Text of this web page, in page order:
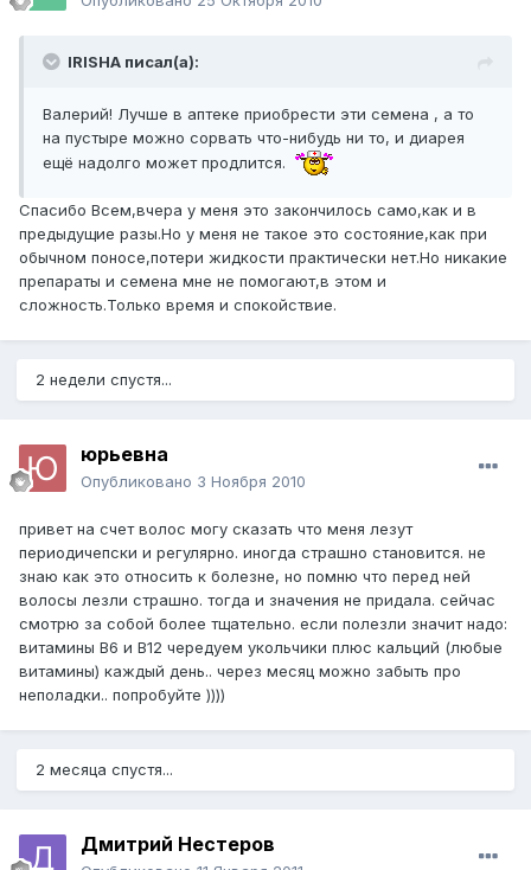
IRISHA писал(а):
Валерий! Лучше в аптеке приобрести эти семена , а то
на пустыре можно сорвать что-нибудь ни то, и диарея
ещё надолго может продлится.
Спасибо Всем,вчера у меня это закончилось само,как и в
предыдущие разы.Но у меня не такое это состояние,как при
обычном поносе,потери жидкости практически нет.Но никакие
препараты и семена мне не помогают,в этом и
сложность.Только время и спокойствие.
2 недели спустя...
юрьевна
Опубликовано 3 Ноября 2010
привет на счет волос могу сказать что меня лезут
периодичепски и регулярно. иногда страшно становится. не
знаю как это относить к болезне, но помню что перед ней
волосы лезли страшно. тогда и значения не придала. сейчас
смотрю за собой более тщательно. если полезли значит надо:
витамины В6 и В12 чередуем укольчики плюс кальций (любые
витамины) каждый день.. через месяц можно забыть про
неполадки.. попробуйте ))))
2 месяца спустя...
Дмитрий Нестеров